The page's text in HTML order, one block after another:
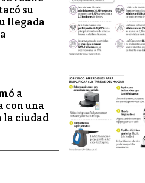
su
llegada
a
con una
la ciudad